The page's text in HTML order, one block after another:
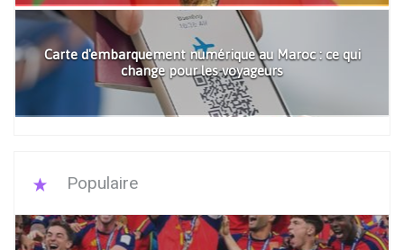
Carte d'embarquement numérique au Maroc : ce qui
change pour les voyageurs
Populaire